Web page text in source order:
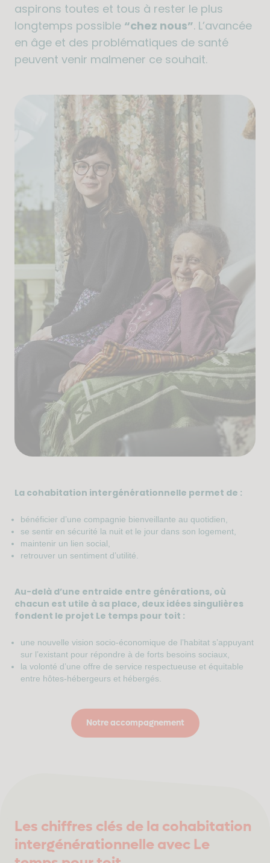
aspirons toutes et tous à rester le plus
longtemps possible “chez nous”. L’avancée
en âge et des problématiques de santé
peuvent venir malmener ce souhait.
La cohabitation intergénérationnelle permet de :
bénéficier d’une compagnie bienveillante au quotidien,
se sentir en sécurité la nuit et le jour dans son logement,
maintenir un lien social,
retrouver un sentiment d’utilité.
Au-delà d’une entraide entre générations, où
chacun est utile à sa place, deux idées singulières
fondent le projet Le temps pour toit :
une nouvelle vision socio-économique de l’habitat s’appuyant
sur l’existant pour répondre à de forts besoins sociaux,
la volonté d’une offre de service respectueuse et équitable
entre hôtes-hébergeurs et hébergés.
Notre accompagnement
Les chiffres clés de la cohabitation
intergénérationnelle avec Le